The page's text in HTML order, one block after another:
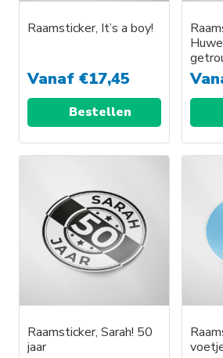
de
Raamsticker, It’s a boy!
Vanaf €17,45
Bestellen
Dit
heeft
meerdere
variaties.
Deze
optie
gekozen
worden
Raamsticker, Sarah! 50
jaar